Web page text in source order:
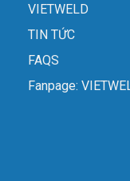
VIETWELD
TIN TỨC
FAQS
Fanpage: